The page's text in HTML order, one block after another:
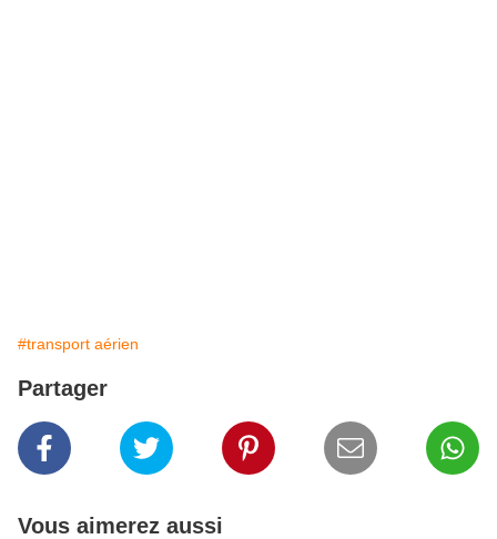
#transport aérien
Partager
Vous aimerez aussi